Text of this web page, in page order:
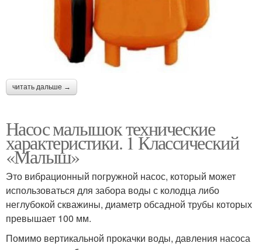
читать дальше →
Насос малышок технические
характеристики. 1 Классический
«Малыш»
Это вибрационный погружной насос, который может
использоваться для забора воды с колодца либо
неглубокой скважины, диаметр обсадной трубы которых
превышает 100 мм.
Помимо вертикальной прокачки воды, давления насоса